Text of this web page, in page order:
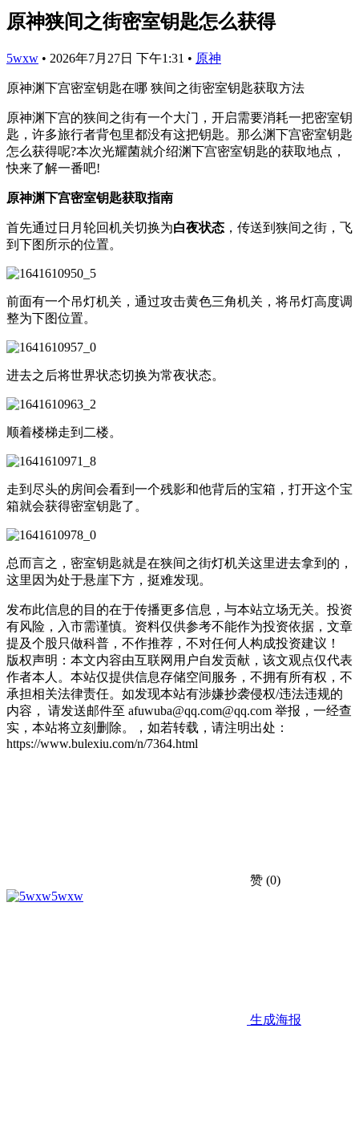
原神狭间之街密室钥匙怎么获得
5wxw • 2026年7月27日 下午1:31 • 原神
原神渊下宫密室钥匙在哪 狭间之街密室钥匙获取方法
原神渊下宫的狭间之街有一个大门，开启需要消耗一把密室钥
匙，许多旅行者背包里都没有这把钥匙。那么渊下宫密室钥匙
怎么获得呢?本次光耀菌就介绍渊下宫密室钥匙的获取地点，
快来了解一番吧!
原神渊下宫密室钥匙获取指南
首先通过日月轮回机关切换为白夜状态 ，传送到狭间之街，飞
到下图所示的位置。
前面有一个吊灯机关，通过攻击黄色三角机关，将吊灯高度调
整为下图位置。
进去之后将世界状态切换为常夜状态。
顺着楼梯走到二楼。
走到尽头的房间会看到一个残影和他背后的宝箱，打开这个宝
箱就会获得密室钥匙了。
总而言之，密室钥匙就是在狭间之街灯机关这里进去拿到的，
这里因为处于悬崖下方，挺难发现。
发布此信息的目的在于传播更多信息，与本站立场无关。投资
有风险，入市需谨慎。资料仅供参考不能作为投资依据，文章
提及个股只做科普，不作推荐，不对任何人构成投资建议！
版权声明：本文内容由互联网用户自发贡献，该文观点仅代表
作者本人。本站仅提供信息存储空间服务，不拥有所有权，不
承担相关法律责任。如发现本站有涉嫌抄袭侵权/违法违规的
内容， 请发送邮件至 afuwuba@qq.com@qq.com 举报，一经查
实，本站将立刻删除。，如若转载，请注明出处：
https://www.bulexiu.com/n/7364.html
赞 (0)
5wxw
生成海报